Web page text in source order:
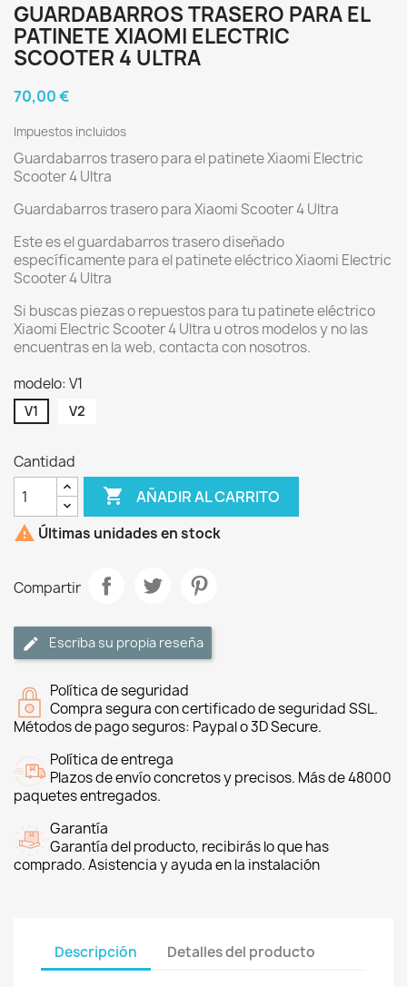
GUARDABARROS TRASERO PARA EL
PATINETE XIAOMI ELECTRIC
SCOOTER 4 ULTRA
70,00 €
Impuestos incluidos
Guardabarros trasero para el patinete Xiaomi Electric
Scooter 4 Ultra
Guardabarros trasero para Xiaomi Scooter 4 Ultra
Este es el guardabarros trasero diseñado
específicamente para el patinete eléctrico Xiaomi Electric
Scooter 4 Ultra
Si buscas piezas o repuestos para tu patinete eléctrico
Xiaomi Electric Scooter 4 Ultra u otros modelos y no las
encuentras en la web, contacta con nosotros.
modelo: V1
V1 V2
Cantidad
 AÑADIR AL CARRITO
 Últimas unidades en stock
Compartir
Escriba su propia reseña
Política de seguridad
Compra segura con certificado de seguridad SSL.
Métodos de pago seguros: Paypal o 3D Secure.
Política de entrega
Plazos de envío concretos y precisos. Más de 48000
paquetes entregados.
Garantía
Garantía del producto, recibirás lo que has
comprado. Asistencia y ayuda en la instalación
Descripción Detalles del producto